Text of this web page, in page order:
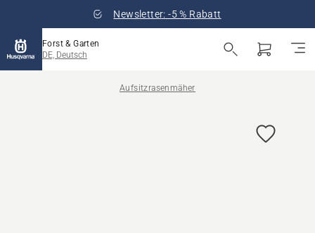
Newsletter: -5 % Rabatt
Forst & Garten
DE, Deutsch
Aufsitzrasenmäher